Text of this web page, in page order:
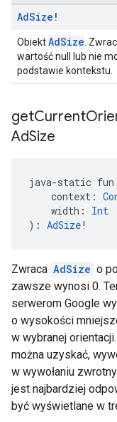
AdSize !
ObiektAdSize .
wartość null lub nie
podstawie kontekstu.
getCurrent
AdSize
java-static fun
context:
width: Int
): AdSize!
Zwraca AdSize o
zawsze wynosi 0.
serwerom Google
o wysokości
w wybranej
można uzyskać,
w wywołaniu
jest najbardziej
być wyświetlane w